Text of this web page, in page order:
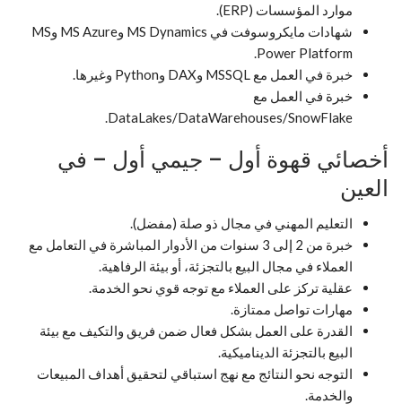
موارد المؤسسات (ERP).
شهادات مايكروسوفت في MS Dynamics وMS Azure وMS
Power Platform.
خبرة في العمل مع MSSQL وDAX وPython وغيرها.
خبرة في العمل مع
DataLakes/DataWarehouses/SnowFlake.
أخصائي قهوة أول – جيمي أول – في
العين
التعليم المهني في مجال ذو صلة (مفضل).
خبرة من 2 إلى 3 سنوات من الأدوار المباشرة في التعامل مع
العملاء في مجال البيع بالتجزئة، أو بيئة الرفاهية.
عقلية تركز على العملاء مع توجه قوي نحو الخدمة.
مهارات تواصل ممتازة.
القدرة على العمل بشكل فعال ضمن فريق والتكيف مع بيئة
البيع بالتجزئة الديناميكية.
التوجه نحو النتائج مع نهج استباقي لتحقيق أهداف المبيعات
والخدمة.